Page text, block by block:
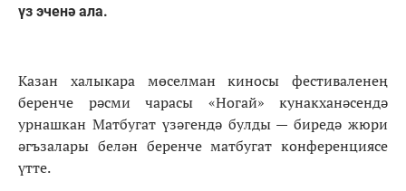
үз эченә ала.
Казан халыкара мөселман киносы фестиваленең
беренче рәсми чарасы «Ногай» кунакханәсендә
урнашкан Матбугат үзәгендә булды — биредә жюри
әгъзалары белән беренче матбугат конференциясе
үтте.